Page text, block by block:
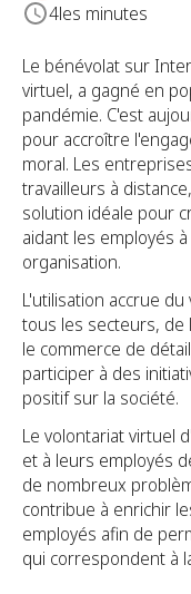
4les minutes
Le bénévolat sur
virtuel, a gagné en
pandémie. C'est
pour accroître
moral. Les
travailleurs à
solution idéale pour
aidant les employés
organisation.
L'utilisation accrue
tous les secteurs, de
le commerce de
participer à des
positif sur la société.
Le volontariat virtuel
et à leurs employés
de nombreux
contribue à enrichir
employés afin de
qui correspondent à